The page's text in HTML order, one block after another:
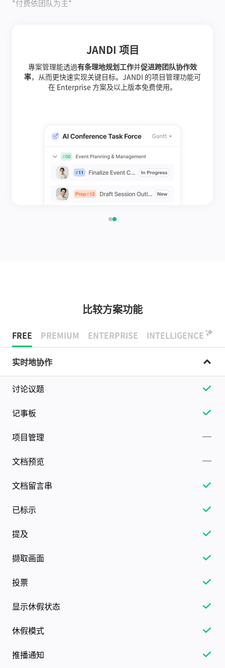
*付费依团队为主*
JANDI 项目
專案管理能透過有条理地规划工作并促进跨团队协作效
率，从而更快速实现关键目标。JANDI 的项目管理功能可
在 Enterprise 方案及以上版本免费使用。
比较方案功能
FREE PREMIUM ENTERPRISE INTELLIGENCE
实时地协作
讨论议题
记事板
项目管理
文档预览
文档留言串
已标示
提及
撷取画面
投票
显示休假状态
休假模式
推播通知